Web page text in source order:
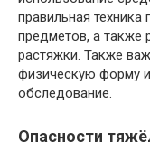
правильная
предметов, а также
растяжки. Также
физическую форму
обследование.
Опасности